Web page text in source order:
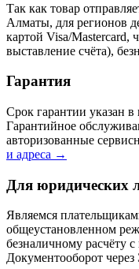
Так как товар
Алматы, для регионов
картой Visa/Mastercard,
выставление счёта),
Гарантия
Срок гарантии указан в
Гарантийное
авторизованные
и адреса →
Для юридических
Являемся
общеустановленном
безналичному расчёту
Документооборот